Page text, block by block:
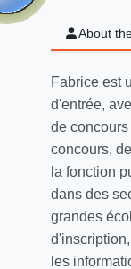
About
Fabrice est
d'entrée,
de
concours,
la fonction
dans des
grandes
les